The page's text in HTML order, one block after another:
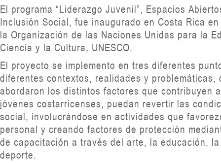
El programa “Liderazgo Juvenil”, Espacios
Inclusión Social, fue inaugurado en Costa Rica
la Organización de las Naciones Unidas para la
Ciencia y la Cultura, UNESCO.
El proyecto se implemento en tres diferentes
diferentes contextos, realidades y problemáticas,
abordaron los distintos factores que contribuyen
jóvenes costarricenses, puedan revertir las
social, involucrándose en actividades que
personal y creando factores de protección
de capacitación a través del arte, la educación,
deporte.